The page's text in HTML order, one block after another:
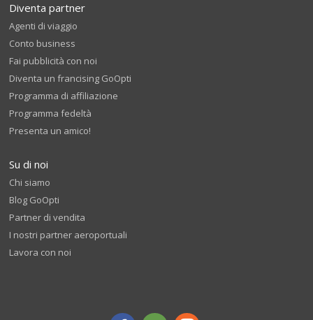
Diventa partner
Agenti di viaggio
Conto business
Fai pubblicità con noi
Diventa un francising GoOpti
Programma di affiliazione
Programma fedeltà
Presenta un amico!
Su di noi
Chi siamo
Blog GoOpti
Partner di vendita
I nostri partner aeroportuali
Lavora con noi